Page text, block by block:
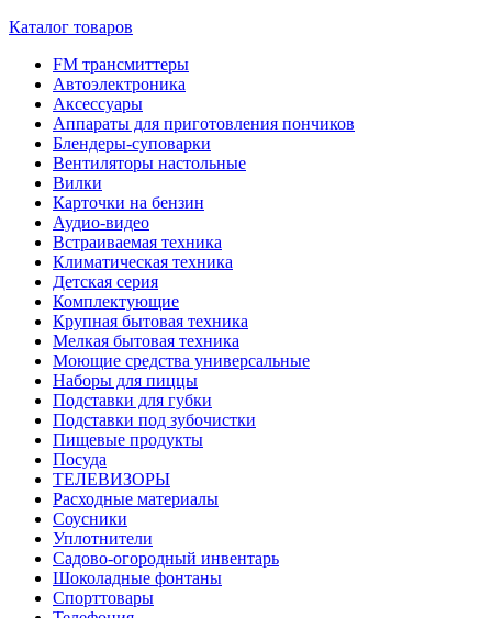
Каталог товаров
FM трансмиттеры
Автоэлектроника
Аксессуары
Аппараты для приготовления пончиков
Блендеры-суповарки
Вентиляторы настольные
Вилки
Карточки на бензин
Аудио-видео
Встраиваемая техника
Климатическая техника
Детская серия
Комплектующие
Крупная бытовая техника
Мелкая бытовая техника
Моющие средства универсальные
Наборы для пиццы
Подставки для губки
Подставки под зубочистки
Пищевые продукты
Посуда
ТЕЛЕВИЗОРЫ
Расходные материалы
Соусники
Уплотнители
Садово-огородный инвентарь
Шоколадные фонтаны
Спорттовары